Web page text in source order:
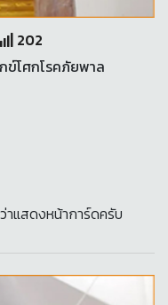
202
ข์โศกโรคภัยพาล
แสดงหน้าการ์ดครับ